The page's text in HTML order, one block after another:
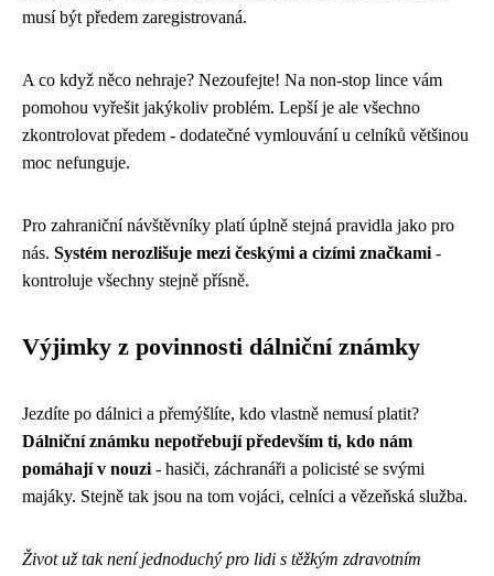
musí být předem zaregistrovaná.
A co když něco nehraje? Nezoufejte! Na non-stop lince vám
pomohou vyřešit jakýkoliv problém. Lepší je ale všechno
zkontrolovat předem - dodatečné vymlouvání u celníků většinou
moc nefunguje.
Pro zahraniční návštěvníky platí úplně stejná pravidla jako pro
nás. Systém nerozlišuje mezi českými a cizími značkami -
kontroluje všechny stejně přísně.
Výjimky z povinnosti dálniční známky
Jezdíte po dálnici a přemýšlíte, kdo vlastně nemusí platit?
Dálniční známku nepotřebují především ti, kdo nám
pomáhají v nouzi - hasiči, záchranáři a policisté se svými
majáky. Stejně tak jsou na tom vojáci, celníci a vězeňská služba.
Život už tak není jednoduchý pro lidi s těžkým zdravotním